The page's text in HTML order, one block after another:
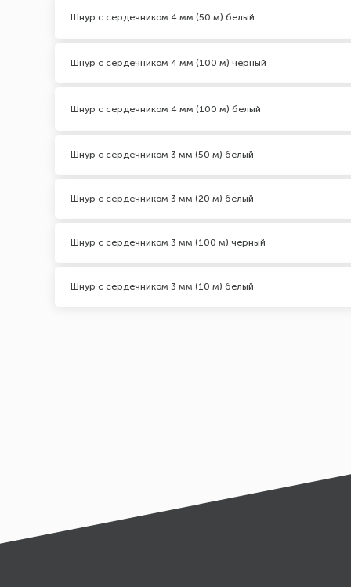
Шнур с сердечником 4 мм (50 м) белый
Шнур с сердечником 4 мм (100 м) черный
Шнур с сердечником 4 мм (100 м) белый
Шнур с сердечником 3 мм (50 м) белый
Шнур с сердечником 3 мм (20 м) белый
Шнур с сердечником 3 мм (100 м) черный
Шнур с сердечником 3 мм (10 м) белый